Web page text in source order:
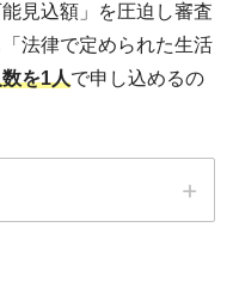
見込額」を圧迫し審査
法律で定められた生活
を1人で申し込めるの